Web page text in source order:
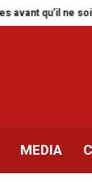
ne soit trop
MEDIA